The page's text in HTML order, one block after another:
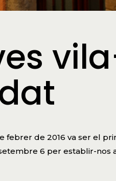
febrer de 2016 va ser el
6 per establir-nos